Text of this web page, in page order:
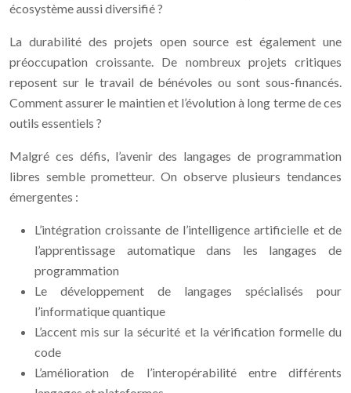
écosystème aussi diversifié ?
La durabilité des projets open source est également une
préoccupation croissante. De nombreux projets critiques
reposent sur le travail de bénévoles ou sont sous-financés.
Comment assurer le maintien et l’évolution à long terme de ces
outils essentiels ?
Malgré ces défis, l’avenir des langages de programmation
libres semble prometteur. On observe plusieurs tendances
émergentes :
L’intégration croissante de l’intelligence artificielle et de
l’apprentissage automatique dans les langages de
programmation
Le développement de langages spécialisés pour
l’informatique quantique
L’accent mis sur la sécurité et la vérification formelle du
code
L’amélioration de l’interopérabilité entre différents